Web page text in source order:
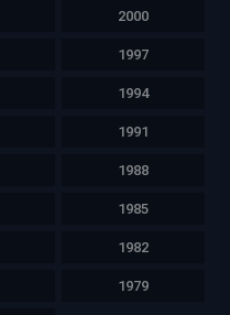
2000
1997
1994
1991
1988
1985
1982
1979